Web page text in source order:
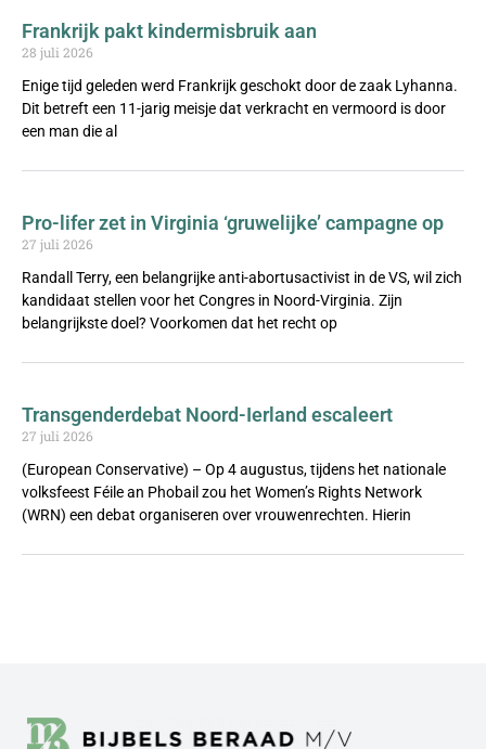
Frankrijk pakt kindermisbruik aan
28 juli 2026
Enige tijd geleden werd Frankrijk geschokt door de zaak Lyhanna.
Dit betreft een 11-jarig meisje dat verkracht en vermoord is door
een man die al
Pro-lifer zet in Virginia ‘gruwelijke’ campagne op
27 juli 2026
Randall Terry, een belangrijke anti-abortusactivist in de VS, wil zich
kandidaat stellen voor het Congres in Noord-Virginia. Zijn
belangrijkste doel? Voorkomen dat het recht op
Transgenderdebat Noord-Ierland escaleert
27 juli 2026
(European Conservative) – Op 4 augustus, tijdens het nationale
volksfeest Féile an Phobail zou het Women’s Rights Network
(WRN) een debat organiseren over vrouwenrechten. Hierin